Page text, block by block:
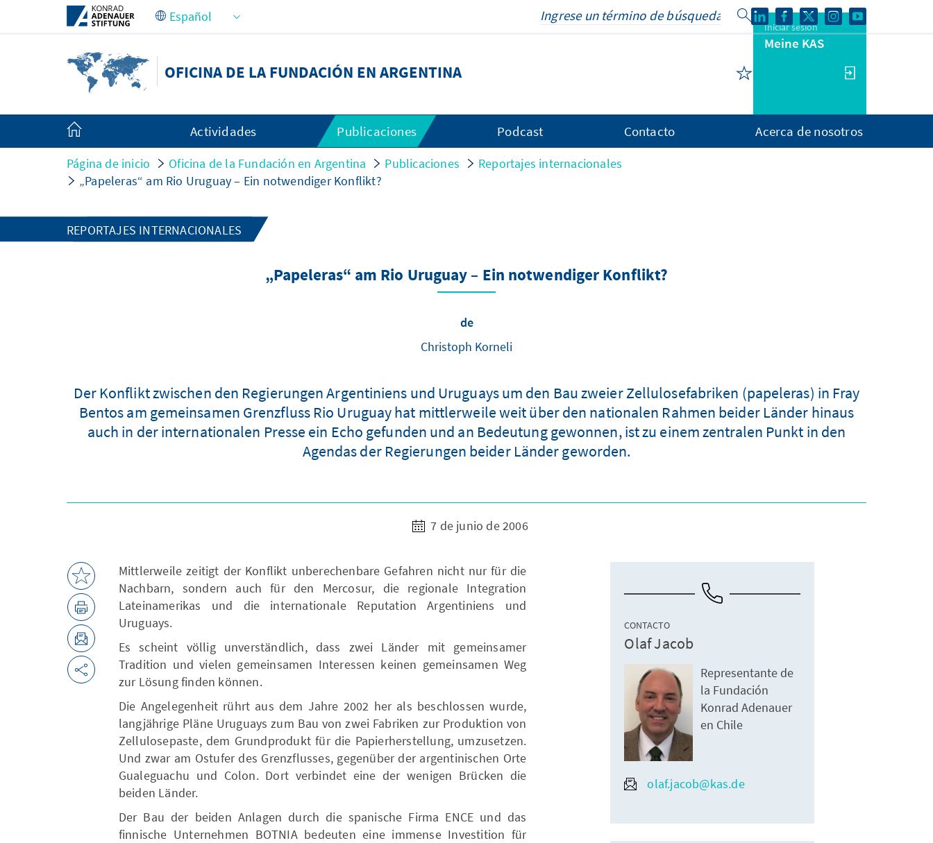
Saltar al contenido principal
OFICINA DE LA FUNDACIÓN EN ARGENTINA
Iniciar sesión
Meine KAS
Actividades Publicaciones Podcast Contacto Acerca de nosotros
Página de inicio Oficina de la Fundación en Argentina Publicaciones
Reportajes internacionales
„Papeleras“ am Rio Uruguay – Ein notwendiger Konflikt?
REPORTAJES INTERNACIONALES
„Papeleras“ am Rio Uruguay – Ein notwendiger Konflikt?
de
Christoph Korneli
Der Konflikt zwischen den Regierungen Argentiniens und Uruguays um den Bau zweier Zellulosefabriken (papeleras) in Fray
Bentos am gemeinsamen Grenzfluss Rio Uruguay hat mittlerweile weit über den nationalen Rahmen beider Länder hinaus
auch in der internationalen Presse ein Echo gefunden und an Bedeutung gewonnen, ist zu einem zentralen Punkt in den
Agendas der Regierungen beider Länder geworden.
7 de junio de 2006
Mittlerweile zeitigt der Konflikt unberechenbare Gefahren nicht nur für die
Nachbarn, sondern auch für den Mercosur, die regionale Integration
Lateinamerikas und die internationale Reputation Argentiniens und
Uruguays.
Es scheint völlig unverständlich, dass zwei Länder mit gemeinsamer
Tradition und vielen gemeinsamen Interessen keinen gemeinsamen Weg
zur Lösung finden können.
Die Angelegenheit rührt aus dem Jahre 2002 her als beschlossen wurde,
langjährige Pläne Uruguays zum Bau von zwei Fabriken zur Produktion von
Zellulosepaste, dem Grundprodukt für die Papierherstellung, umzusetzen.
Und zwar am Ostufer des Grenzflusses, gegenüber der argentinischen Orte
Gualeguachu und Colon. Dort verbindet eine der wenigen Brücken die
beiden Länder.
Der Bau der beiden Anlagen durch die spanische Firma ENCE und das
finnische Unternehmen BOTNIA bedeuten eine immense Investition für
CONTACTO
Olaf Jacob
Representante de
la Fundación
Konrad Adenauer
en Chile
olaf.jacob@kas.de